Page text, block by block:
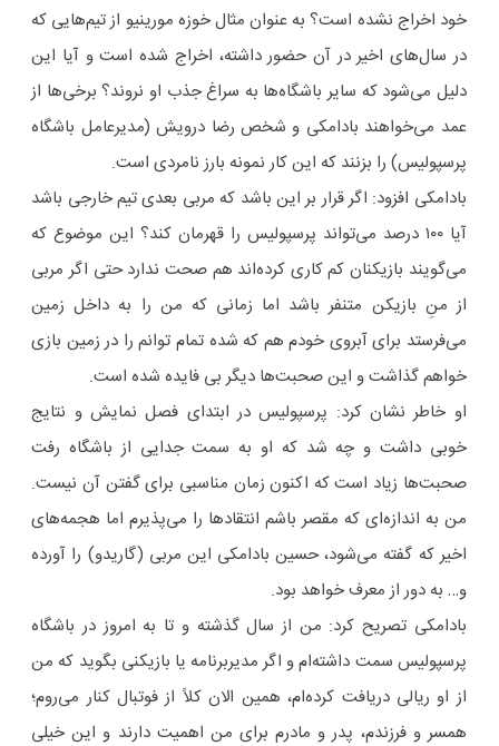
خود اخراج نشده است؟ به عنوان مثال خوزه مورینیو از تیم‌هایی که
در سال‌های اخیر در آن حضور داشته، اخراج شده است و آیا این
دلیل می‌شود که سایر باشگاه‌ها به سراغ جذب او نروند؟ برخی‌ها از
عمد می‌خواهند بادامکی و شخص رضا درویش (مدیرعامل باشگاه
پرسپولیس) را بزنند که این کار نمونه بارز نامردی است.
بادامکی افزود: اگر قرار بر این باشد که مربی بعدی تیم خارجی باشد
آیا ۱۰۰ درصد می‌تواند پرسپولیس را قهرمان کند؟ این موضوع که
می‌گویند بازیکنان کم کاری کرده‌اند هم صحت ندارد حتی اگر مربی
از منِ بازیکن متنفر باشد اما زمانی که من را به داخل زمین
می‌فرستد برای آبروی خودم هم که شده تمام توانم را در زمین بازی
خواهم گذاشت و این صحبت‌ها دیگر بی فایده شده است.
او خاطر نشان کرد: پرسپولیس در ابتدای فصل نمایش و نتایج
خوبی داشت و چه شد که او به سمت جدایی از باشگاه رفت
صحبت‌ها زیاد است که اکنون زمان مناسبی برای گفتن آن نیست.
من به اندازه‌ای که مقصر باشم انتقادها را می‌پذیرم اما هجمه‌های
اخیر که گفته می‌شود، حسین بادامکی این مربی (گاریدو) را آورده
و… به دور از معرف خواهد بود.
بادامکی تصریح کرد: من از سال گذشته و تا به امروز در باشگاه
پرسپولیس سمت داشته‌ام و اگر مدیربرنامه یا بازیکنی بگوید که من
از او ریالی دریافت کرده‌ام، همین الان کلاً از فوتبال کنار می‌روم؛
همسر و فرزندم، پدر و مادرم برای من اهمیت دارند و این خیلی